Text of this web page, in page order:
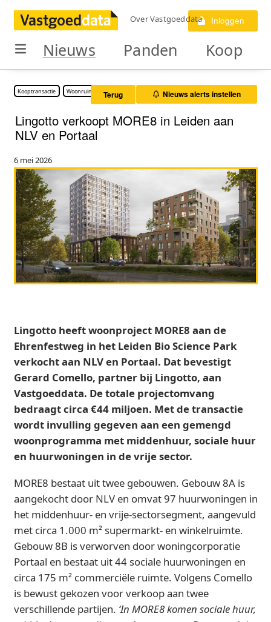
Over Vastgoeddata Inloggen
Nieuws Panden Koop
Kooptransactie Woonruimte Terug Nieuws alerts instellen
Lingotto verkoopt MORE8 in Leiden aan
NLV en Portaal
6 mei 2026
Lingotto heeft woonproject MORE8 aan de
Ehrenfestweg in het Leiden Bio Science Park
verkocht aan NLV en Portaal. Dat bevestigt
Gerard Comello, partner bij Lingotto, aan
Vastgoeddata. De totale projectomvang
bedraagt circa €44 miljoen. Met de transactie
wordt invulling gegeven aan een gemengd
woonprogramma met middenhuur, sociale huur
en huurwoningen in de vrije sector.
MORE8 bestaat uit twee gebouwen. Gebouw 8A is
aangekocht door NLV en omvat 97 huurwoningen in
het middenhuur- en vrije-sectorsegment, aangevuld
met circa 1.000 m² supermarkt- en winkelruimte.
Gebouw 8B is verworven door woningcorporatie
Portaal en bestaat uit 44 sociale huurwoningen en
circa 175 m² commerciële ruimte. Volgens Comello
is bewust gekozen voor verkoop aan twee
verschillende partijen. ‘In MORE8 komen sociale huur,